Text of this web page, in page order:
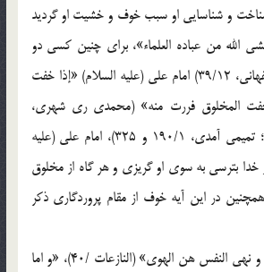
و شناسایی او سبب خوف و خشیت او گردید
الله من عباده العلماء»، برای چنین کسی دو
بهشت است.» (بانوی اصفهانی، 39/12) امام علی (علیه السلام) «إذا خفت
خفت المخلوق فررت منه» (محمدی ری شهری،
محمد، 1573/4- 1572؛ تمیمی آمدی، 190/1 و 325)، امام علی (علیه
خدا بترسی به سوی او گریزی و هر گاه از مخلوق
در این آیه خوف از مقام پروردگاری ذکر
«و أما من خاف مقام ربه و نهی النفس هن الهوی» (النازعات /40)، «و اما